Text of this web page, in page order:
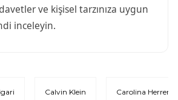
ve kişisel tarzınıza uygun
inceleyin.
Calvin Klein Carolina Herrera